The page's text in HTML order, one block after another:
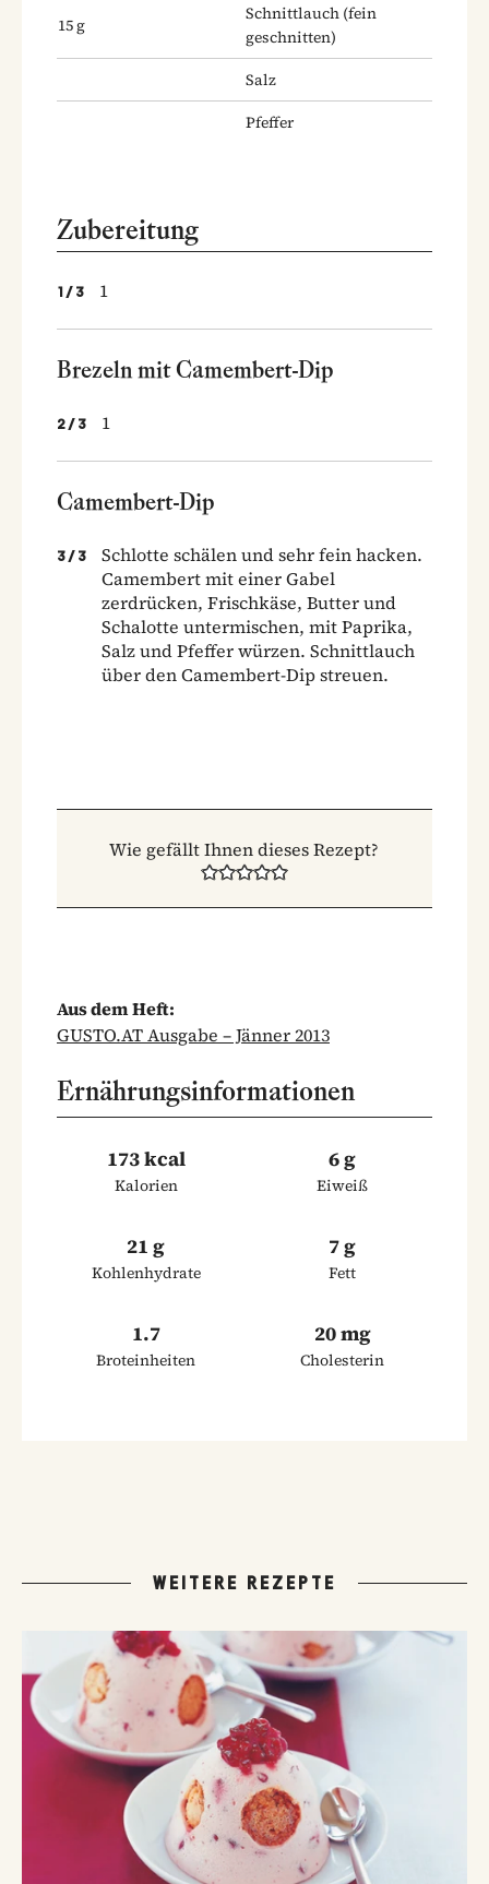
15g
Schnittlauch (fein
geschnitten)
Salz
Pfeffer
Zubereitung
1 / 3 1
Brezeln mit Camembert-Dip
2 / 3 1
Camembert-Dip
3 / 3
Schlotte schälen und sehr fein hacken.
Camembert mit einer Gabel
zerdrücken, Frischkäse, Butter und
Schalotte unter­mischen, mit Paprika,
Salz und Pfeffer würzen. Schnittlauch
über den Camembert-Dip streuen.
Wie gefällt Ihnen dieses Rezept?
Aus dem Heft:
GUSTO.AT Ausgabe – Jänner 2013
Ernährungsinformationen
173 kcal
Kalorien
6 g
Eiweiß
21 g
Kohlenhydrate
7 g
Fett
1.7
Broteinheiten
20 mg
Cholesterin
WEITERE REZEPTE